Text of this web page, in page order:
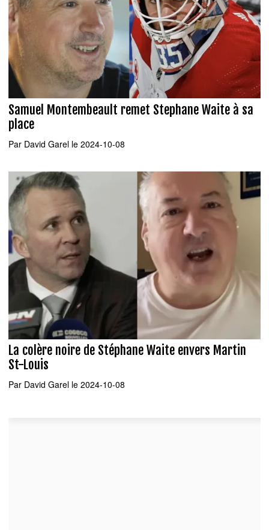
Samuel Montembeault remet Stephane Waite à sa
place
Par David Garel le 2024-10-08
La colère noire de Stéphane Waite envers Martin
St-Louis
Par David Garel le 2024-10-08